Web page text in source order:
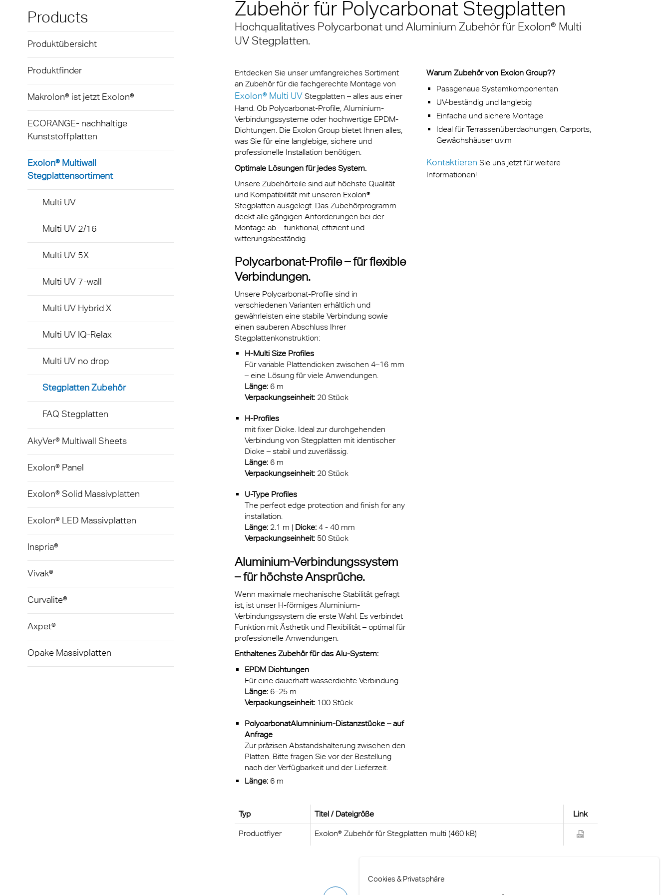
Exolon® Multiwall
Stegplattensortiment
Multi UV IQ-Relax
Multi UV no drop
FAQ Stegplatten
AkyVer® Multiwall Sheets
Exolon® Solid Massivplatten
FR
Exolon® Optica - optische
Titan
Vista
Exolon® Med
WS Welding Shield
Silent Sound
FAQ Massivplatten
Exolon® LED Massivplatten
Curvalite®
Opake Massivplatten
Mit dem A380 ins 21.
Jahrhundert
Überzeugend in Funktionalität
und Ästhetik
Infektionsschutz
Polycarbonat PET PETG
Massivplatten
Visuelle Kommunikation
Öffentliche Verkehrsmittel
Verscheibung
Gewächshäuser
Automobilindustrie
Lärmschutzwand
Technische Informationen
Terms & Conditions
Products
Produktübersicht
Produktfinder
Makrolon® ist jetzt Exolon®
ECORANGE- nachhaltige
Kunststoffplatten
Exolon® Multiwall
Stegplattensortiment
Multi UV
Multi UV 2/16
Multi UV 5X
Multi UV 7-wall
Multi UV Hybrid X
Multi UV IQ-Relax
Multi UV no drop
Stegplatten Zubehör
FAQ Stegplatten
AkyVer® Multiwall Sheets
Exolon® Panel
Exolon® Solid Massivplatten
Exolon® LED Massivplatten
Inspria®
Vivak®
Curvalite®
Axpet®
Opake Massivplatten
Zubehör für Polycarbonat Stegplatten
Hochqualitatives Polycarbonat und Aluminium Zubehör für Exolon® Multi
UV Stegplatten.
Entdecken Sie unser umfangreiches Sortiment
an Zubehör für die fachgerechte Montage von
Exolon® Multi UV Stegplatten – alles aus einer
Hand. Ob Polycarbonat-Profile, Aluminium-
Verbindungssysteme oder hochwertige EPDM-
Dichtungen. Die Exolon Group bietet Ihnen alles,
was Sie für eine langlebige, sichere und
professionelle Installation benötigen.
Optimale Lösungen für jedes System.
Unsere Zubehörteile sind auf höchste Qualität
und Kompatibilität mit unseren Exolon®
Stegplatten ausgelegt. Das Zubehörprogramm
deckt alle gängigen Anforderungen bei der
Montage ab – funktional, effizient und
witterungsbeständig.
Polycarbonat-Profile – für flexible
Verbindungen.
Unsere Polycarbonat-Profile sind in
verschiedenen Varianten erhältlich und
gewährleisten eine stabile Verbindung sowie
einen sauberen Abschluss Ihrer
Stegplattenkonstruktion:
H-Multi Size Profiles
Für variable Plattendicken zwischen 4–16 mm
– eine Lösung für viele Anwendungen.
Länge:6 m
Verpackungseinheit:20 Stück
H-Profiles
mit fixer Dicke. Ideal zur durchgehenden
Verbindung von Stegplatten mit identischer
Dicke – stabil und zuverlässig.
Länge: 6 m
Verpackungseinheit: 20 Stück
U-Type Profiles
The perfect edge protection and finish for any
installation.
Länge:2.1 m | Dicke:4 - 40 mm
Verpackungseinheit:50 Stück
Aluminium-Verbindungssystem
– für höchste Ansprüche.
Wenn maximale mechanische Stabilität gefragt
ist, ist unser H-förmiges Aluminium-
Verbindungssystem die erste Wahl. Es verbindet
Funktion mit Ästhetik und Flexibilität – optimal für
professionelle Anwendungen.
Enthaltenes Zubehör für das Alu-System:
EPDM Dichtungen
Für eine dauerhaft wasserdichte Verbindung.
Länge:6–25 m
Verpackungseinheit:100 Stück
PolycarbonatAlumninium-Distanzstücke – auf
Anfrage
Zur präzisen Abstandshalterung zwischen den
Platten. Bitte fragen Sie vor der Bestellung
nach der Verfügbarkeit und der Lieferzeit.
Länge:6 m
Warum Zubehör von Exolon Group??
Passgenaue Systemkomponenten
UV-beständig und langlebig
Einfache und sichere Montage
Ideal für Terrassenüberdachungen, Carports,
Gewächshäuser u.v.m
Kontaktieren Sie uns jetzt für weitere
Informationen!
Typ Titel / Dateigröße Link
Productflyer Exolon® Zubehör für Stegplatten multi (460 kB)
Cookies & Privatsphäre